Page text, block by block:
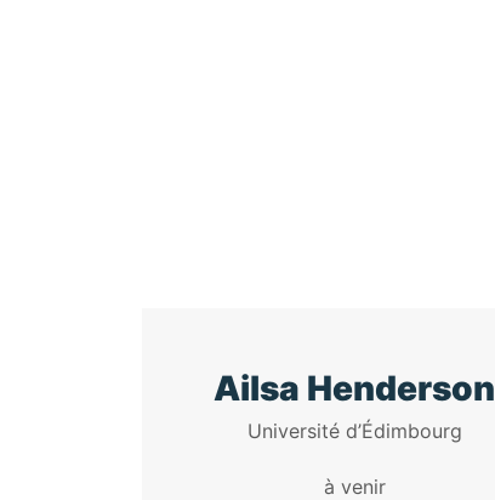
Ailsa Henderson
Université d’Édimbourg
à venir